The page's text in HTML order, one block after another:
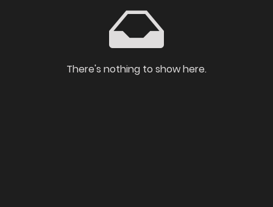
There's nothing to show here.